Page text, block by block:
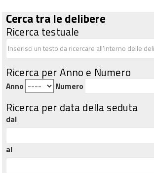
Cerca tra le delibere
Ricerca testuale
Ricerca per Anno e Numero
Anno Numero
Ricerca per data della seduta
dal
al